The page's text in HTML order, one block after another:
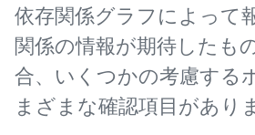
依存関係グラフによって
関係の情報が期待したも
合、いくつかの考慮する
まざまな確認項目があり